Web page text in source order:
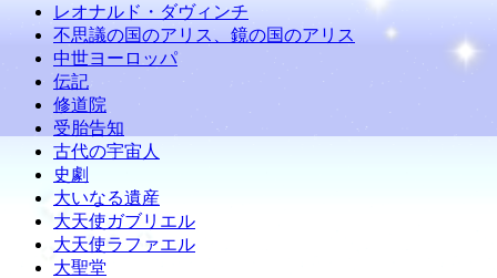
レオナルド・ダヴィンチ
不思議の国のアリス、鏡の国のアリス
中世ヨーロッパ
伝記
修道院
受胎告知
古代の宇宙人
史劇
大いなる遺産
大天使ガブリエル
大天使ラファエル
大聖堂